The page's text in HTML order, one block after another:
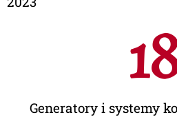
Generatory i systemy